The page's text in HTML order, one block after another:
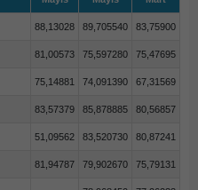
88,13028 89,705540 83,75900
81,00573 75,597280 75,47695
75,14881 74,091390 67,31569
83,57379 85,878885 80,56857
51,09562 83,520730 80,87241
81,94787 79,902670 75,79131